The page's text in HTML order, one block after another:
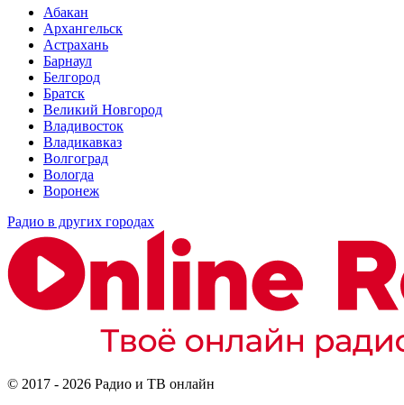
Абакан
Архангельск
Астрахань
Барнаул
Белгород
Братск
Великий Новгород
Владивосток
Владикавказ
Волгоград
Вологда
Воронеж
Радио в других городах
© 2017 - 2026 Радио и ТВ онлайн